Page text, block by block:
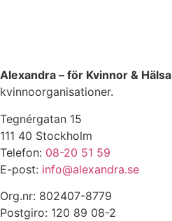
Alexandra – för Kvinnor & Hälsa
kvinnoorganisationer.
Tegnérgatan 15
111 40 Stockholm
Telefon: 08-20 51 59
E-post: info@alexandra.se
Org.nr: 802407-8779
Postgiro: 120 89 08-2